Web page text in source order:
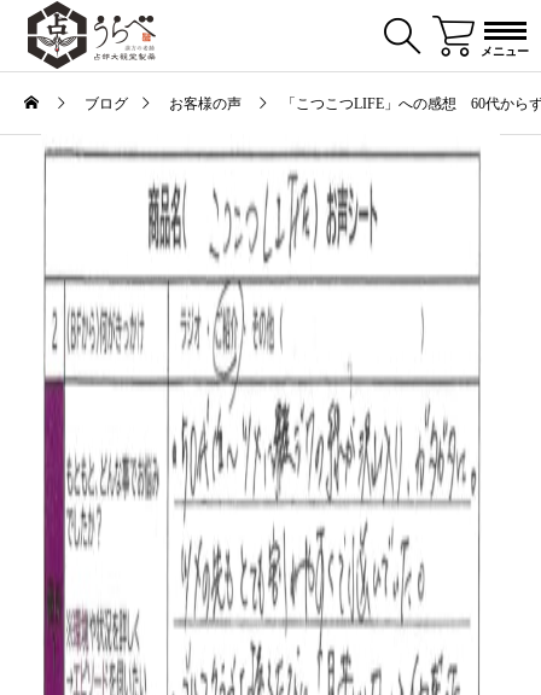
メニュー
ブログ お客様の声 「こつこつLIFE」への感想 60代から